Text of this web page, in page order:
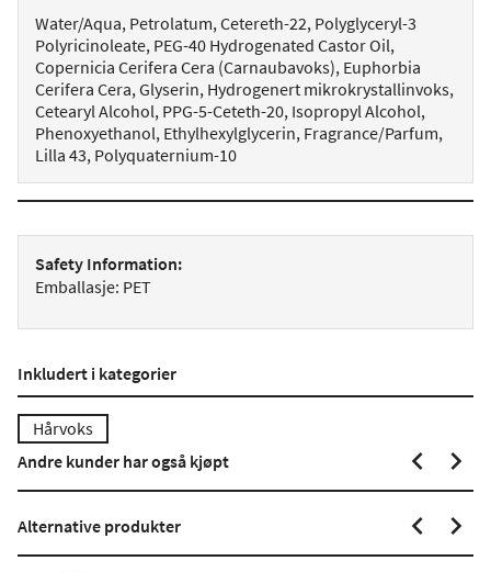
Water/Aqua, Petrolatum, Cetereth-22, Polyglyceryl-3
Polyricinoleate, PEG-40 Hydrogenated Castor Oil,
Copernicia Cerifera Cera (Carnaubavoks), Euphorbia
Cerifera Cera, Glyserin, Hydrogenert mikrokrystallinvoks,
Cetearyl Alcohol, PPG-5-Ceteth-20, Isopropyl Alcohol,
Phenoxyethanol, Ethylhexylglycerin, Fragrance/Parfum,
Lilla 43, Polyquaternium-10
Safety Information:
Emballasje: PET
Inkludert i kategorier
Hårvoks
Andre kunder har også kjøpt
Alternative produkter